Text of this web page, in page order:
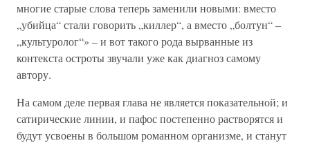
многие старые слова теперь заменили новыми: вместо
„убийца“ стали говорить „киллер“, а вместо „болтун“ –
„культуролог“» – и вот такого рода вырванные из
контекста остроты звучали уже как диагноз самому
автору.
На самом деле первая глава не является показательной; и
сатирические линии, и пафос постепенно растворятся и
будут усвоены в большом романном организме, и станут